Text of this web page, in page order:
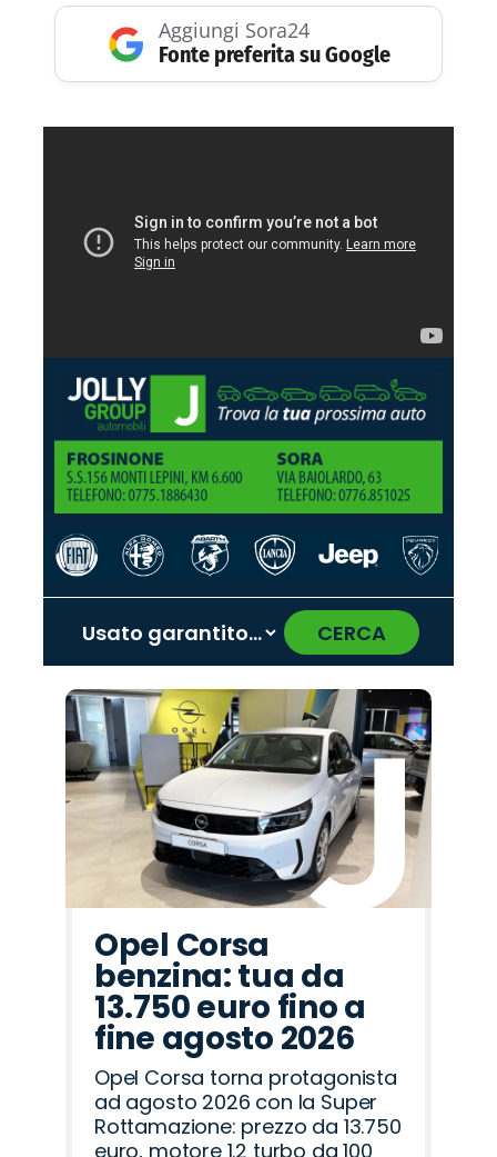
Aggiungi Sora24
Fonte preferita su Google
CERCA
Promo
Abarth
Promo
Alfa
Romeo
Promo
Seat
Promo
Opel
Promo
Jeep
Promo
Land
Rover
Promo
Mazda
Promo
Cupra
Promo
Fiat
Promo
Lancia
Promo
Citroën
Promo
Peugeot
Promo
Hyundai
Promo
Omoda
Promo
Jaecoo
‹ ›
Opel Corsa
benzina: tua da
13.750 euro fino a
fine agosto 2026
Opel Corsa torna protagonista
ad agosto 2026 con la Super
Rottamazione: prezzo da 13.750
euro, motore 1.2 turbo da 100